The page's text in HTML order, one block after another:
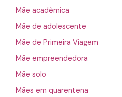
Mãe acadêmica
Mãe de adolescente
Mãe de Primeira Viagem
Mãe empreendedora
Mãe solo
Mães em quarentena